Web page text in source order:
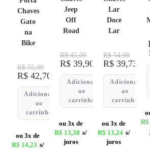
Chaves
Gato
na
Bike
R$55,00
R$42,70
Adicionar
ao
carrinho
ou 3x de
R$ 14,23 s/
Jeep
Off
Road
R$45,00
R$ 39,90
Adicionar
ao
carrinho
ou 3x de
R$ 13,30 s/
juros
Lar
Doce
Lar
R$54,00
R$39,73
Adicionar
ao
carrinho
ou 3x de
R$ 13,24 s/
juros
R$